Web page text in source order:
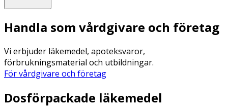
Handla som vårdgivare och företag
Vi erbjuder läkemedel, apoteksvaror,
förbrukningsmaterial och utbildningar.
För vårdgivare och företag
Dosförpackade läkemedel